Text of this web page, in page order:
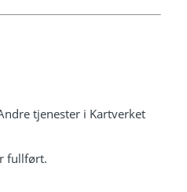
tjenester i Kartverket
fullført.